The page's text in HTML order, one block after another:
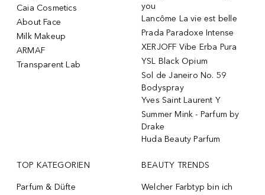
Caia Cosmetics
About Face
Milk Makeup
ARMAF
Transparent Lab
you
Lancôme La vie est belle
Prada Paradoxe Intense
XERJOFF Vibe Erba Pura
YSL Black Opium
Sol de Janeiro No. 59
Bodyspray
Yves Saint Laurent Y
Summer Mink - Parfum by
Drake
Huda Beauty Parfum
TOP KATEGORIEN
Parfum & Düfte
BEAUTY TRENDS
Welcher Farbtyp bin ich